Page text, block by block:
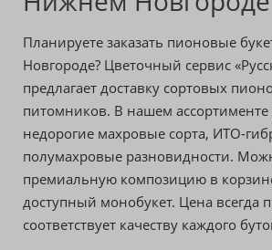
Планируете заказать пионовые
Новгороде? Цветочный сервис
предлагает доставку сортовых
питомников. В нашем ассортименте
недорогие махровые сорта,
полумахровые разновидности.
премиальную композицию в
доступный монобукет. Цена всегда
соответствует качеству каждого